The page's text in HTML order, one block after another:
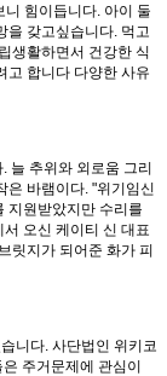
힘이듭니다. 아이 둘
을 갖고싶습니다. 먹고
생활하면서 건강한 식
고 합니다 다양한 사유
늘 추위와 외로움 그리
은 바램이다. "위기임신
지원받았지만 수리를
오신 케이티 신 대표
릿지가 되어준 화가 피
니다. 사단법인 위키코
주거문제에 관심이